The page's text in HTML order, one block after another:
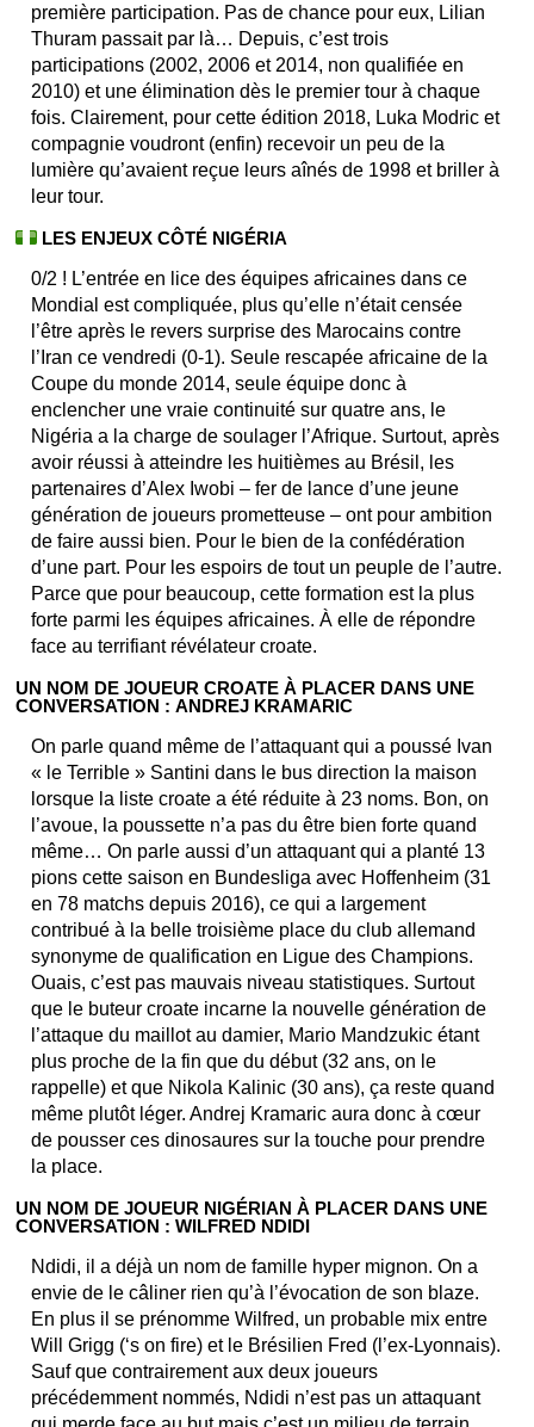
première participation. Pas de chance pour eux, Lilian
Thuram passait par là… Depuis, c’est trois
participations (2002, 2006 et 2014, non qualifiée en
2010) et une élimination dès le premier tour à chaque
fois. Clairement, pour cette édition 2018, Luka Modric et
compagnie voudront (enfin) recevoir un peu de la
lumière qu’avaient reçue leurs aînés de 1998 et briller à
leur tour.
LES ENJEUX CÔTÉ NIGÉRIA
0/2 ! L’entrée en lice des équipes africaines dans ce
Mondial est compliquée, plus qu’elle n’était censée
l’être après le revers surprise des Marocains contre
l’Iran ce vendredi (0-1). Seule rescapée africaine de la
Coupe du monde 2014, seule équipe donc à
enclencher une vraie continuité sur quatre ans, le
Nigéria a la charge de soulager l’Afrique. Surtout, après
avoir réussi à atteindre les huitièmes au Brésil, les
partenaires d’Alex Iwobi – fer de lance d’une jeune
génération de joueurs prometteuse – ont pour ambition
de faire aussi bien. Pour le bien de la confédération
d’une part. Pour les espoirs de tout un peuple de l’autre.
Parce que pour beaucoup, cette formation est la plus
forte parmi les équipes africaines. À elle de répondre
face au terrifiant révélateur croate.
UN NOM DE JOUEUR CROATE À PLACER DANS UNE
CONVERSATION : ANDREJ KRAMARIC
On parle quand même de l’attaquant qui a poussé Ivan
« le Terrible » Santini dans le bus direction la maison
lorsque la liste croate a été réduite à 23 noms. Bon, on
l’avoue, la poussette n’a pas du être bien forte quand
même… On parle aussi d’un attaquant qui a planté 13
pions cette saison en Bundesliga avec Hoffenheim (31
en 78 matchs depuis 2016), ce qui a largement
contribué à la belle troisième place du club allemand
synonyme de qualification en Ligue des Champions.
Ouais, c’est pas mauvais niveau statistiques. Surtout
que le buteur croate incarne la nouvelle génération de
l’attaque du maillot au damier, Mario Mandzukic étant
plus proche de la fin que du début (32 ans, on le
rappelle) et que Nikola Kalinic (30 ans), ça reste quand
même plutôt léger. Andrej Kramaric aura donc à cœur
de pousser ces dinosaures sur la touche pour prendre
la place.
UN NOM DE JOUEUR NIGÉRIAN À PLACER DANS UNE
CONVERSATION : WILFRED NDIDI
Ndidi, il a déjà un nom de famille hyper mignon. On a
envie de le câliner rien qu’à l’évocation de son blaze.
En plus il se prénomme Wilfred, un probable mix entre
Will Grigg (‘s on fire) et le Brésilien Fred (l’ex-Lyonnais).
Sauf que contrairement aux deux joueurs
précédemment nommés, Ndidi n’est pas un attaquant